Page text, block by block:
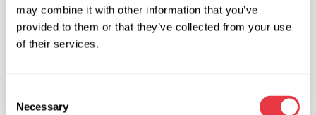
may combine it with other information that you’ve
provided to them or that they’ve collected from your use
of their services.
Selection
Necessary
22.08.2017